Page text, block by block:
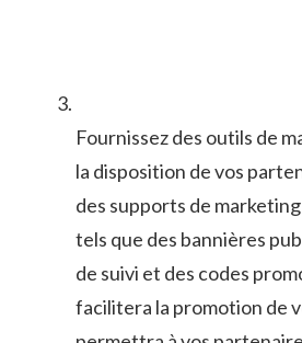
Fournissez des outils de
la disposition de vos
des supports de
tels que⁢ des bannières
de suivi et des ‌codes
facilitera la promotion ‌de